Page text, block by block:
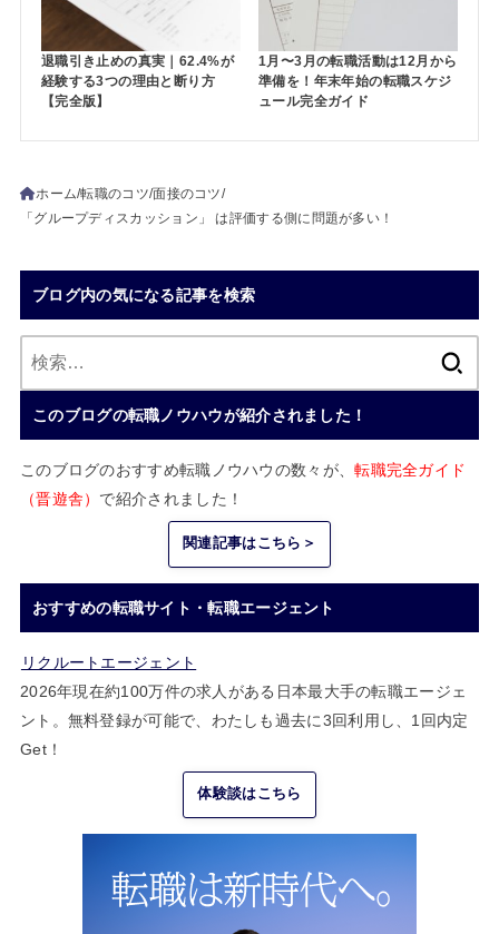
退職引き止めの真実｜62.4%が
経験する3つの理由と断り方
【完全版】
1月〜3月の転職活動は12月から
準備を！年末年始の転職スケジ
ュール完全ガイド
ホーム 転職のコツ 面接のコツ
「グループディスカッション」 は評価する側に問題が多い！
ブログ内の気になる記事を検索
このブログの転職ノウハウが紹介されました！
このブログのおすすめ転職ノウハウの数々が、転職完全ガイド
（晋遊舎） で紹介されました！
関連記事はこちら＞
おすすめの転職サイト・転職エージェント
リクルートエージェント
2026年現在約100万件の求人がある日本最大手の転職エージェ
ント。無料登録が可能で、わたしも過去に3回利用し、1回内定
Get！
体験談はこちら